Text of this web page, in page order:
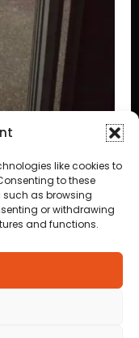
like cookies to
to these
as browsing
or withdrawing
and functions.
NO 1º DE